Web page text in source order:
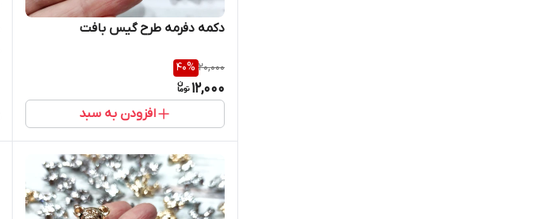
دکمه دفرمه طرح گیس بافت
20,000
40%
12,000
افزودن به سبد